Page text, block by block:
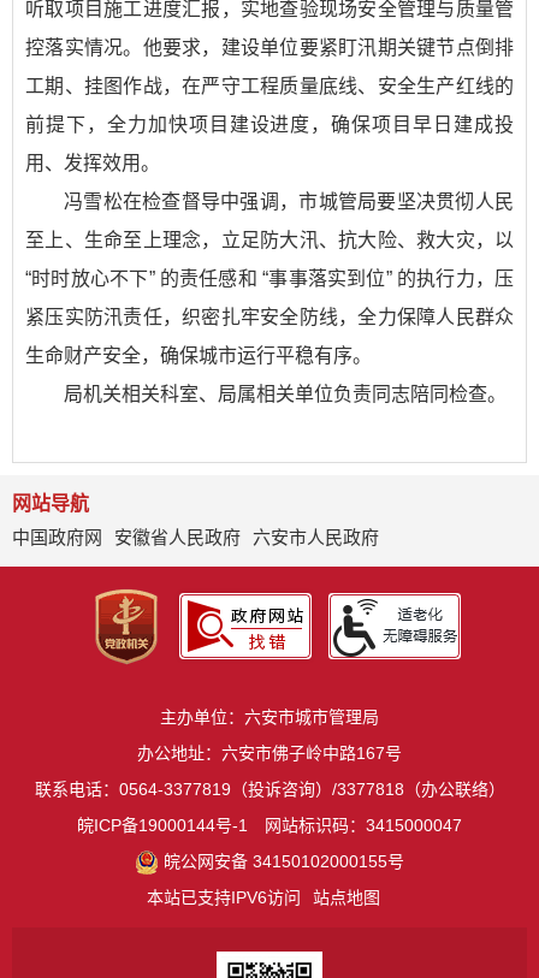
听取项目施工进度汇报，实地查验现场安全管理与质量管
控落实情况。他要求，建设单位要紧盯汛期关键节点倒排
工期、挂图作战，在严守工程质量底线、安全生产红线的
前提下，全力加快项目建设进度，确保项目早日建成投
用、发挥效用。
冯雪松在检查督导中强调，市城管局要坚决贯彻人民
至上、生命至上理念，立足防大汛、抗大险、救大灾，以
“时时放心不下” 的责任感和 “事事落实到位” 的执行力，压
紧压实防汛责任，织密扎牢安全防线，全力保障人民群众
生命财产安全，确保城市运行平稳有序。
局机关相关科室、局属相关单位负责同志陪同检查。
网站导航
中国政府网
安徽省人民政府 六安市人民政府
主办单位：六安市城市管理局
办公地址：六安市佛子岭中路167号
联系电话：0564-3377819（投诉咨询）/3377818（办公联络）
皖ICP备19000144号-1
网站标识码：3415000047
皖公网安备 34150102000155号
本站已支持IPV6访问
站点地图